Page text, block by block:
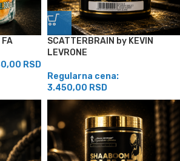
FA
RSD
SCATTERBRAIN by KEVIN
LEVRONE
Regularna cena:
3.450,00 RSD